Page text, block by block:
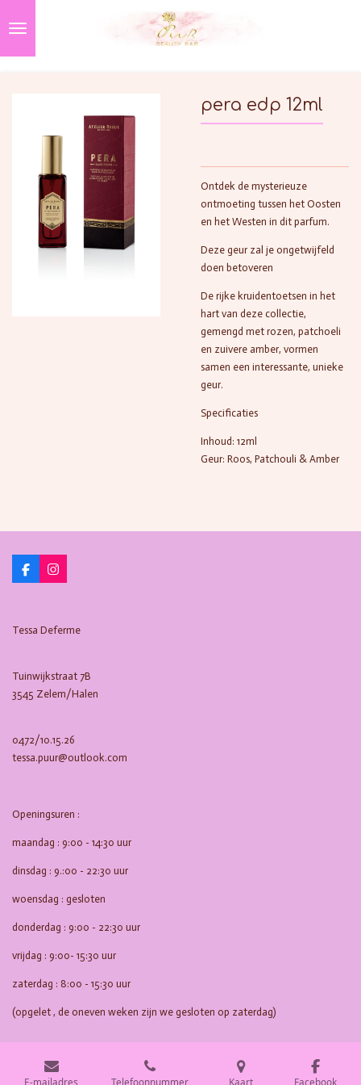
direct
pera edp 12ml
Ontdek de mysterieuze
ontmoeting tussen het Oosten
en het Westen in dit parfum.
Deze geur zal je ongetwijfeld
doen betoveren
De rijke kruidentoetsen in het
hart van deze collectie,
gemengd met rozen, patchoeli
en zuivere amber, vormen
samen een interessante, unieke
geur.
Specificaties
Inhoud: 12ml
Geur: Roos, Patchouli & Amber
F
a
o
I
n
g
m
Tessa Deferme
Tuinwijkstraat 7B
3545 Zelem/Halen
0472/10.15.26
tessa.puur@outlook.com
Openingsuren :
maandag : 9:00 - 14:30 uur
dinsdag : 9.:00 - 22:30 uur
woensdag : gesloten
donderdag : 9:00 - 22:30 uur
vrijdag : 9:00- 15:30 uur
zaterdag : 8:00 - 15:30 uur
(opgelet , de oneven weken zijn we gesloten op zaterdag)
E-mailadres Telefoonnummer Kaart Facebook